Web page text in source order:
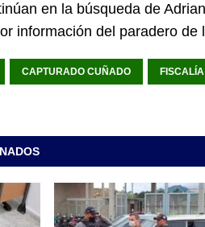
en la búsqueda de
información del paradero de
CAPTURADO CUÑADO FISCALÍA